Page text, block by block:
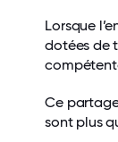
Lorsque
dotées de
Ce
sont plus